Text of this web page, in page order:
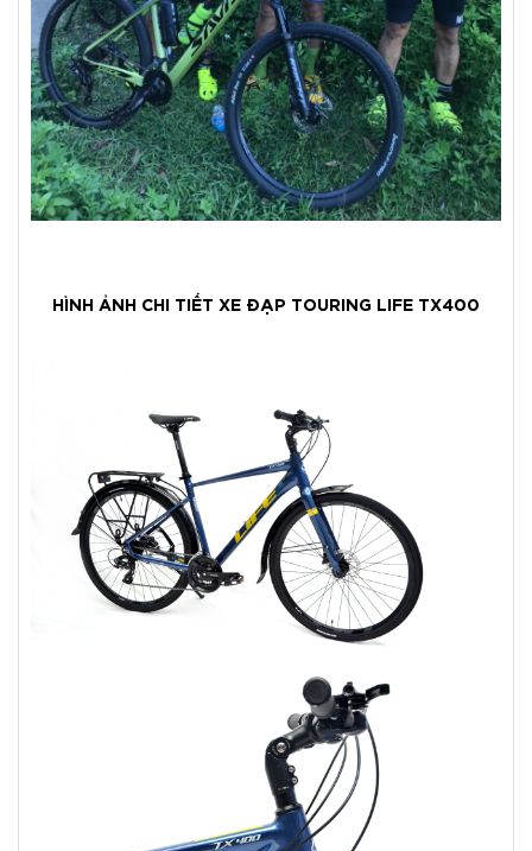
HÌNH ẢNH CHI TIẾT XE ĐẠP TOURING LIFE TX400